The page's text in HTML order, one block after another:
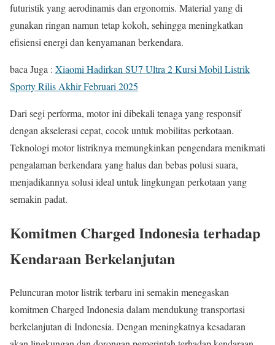
futuristik yang aerodinamis dan ergonomis. Material yang di
gunakan ringan namun tetap kokoh, sehingga meningkatkan
efisiensi energi dan kenyamanan berkendara.
baca Juga : Xiaomi Hadirkan SU7 Ultra 2 Kursi Mobil Listrik
Sporty Rilis Akhir Februari 2025
Dari segi performa, motor ini dibekali tenaga yang responsif
dengan akselerasi cepat, cocok untuk mobilitas perkotaan.
Teknologi motor listriknya memungkinkan pengendara menikmati
pengalaman berkendara yang halus dan bebas polusi suara,
menjadikannya solusi ideal untuk lingkungan perkotaan yang
semakin padat.
Komitmen Charged Indonesia terhadap
Kendaraan Berkelanjutan
Peluncuran motor listrik terbaru ini semakin menegaskan
komitmen Charged Indonesia dalam mendukung transportasi
berkelanjutan di Indonesia. Dengan meningkatnya kesadaran